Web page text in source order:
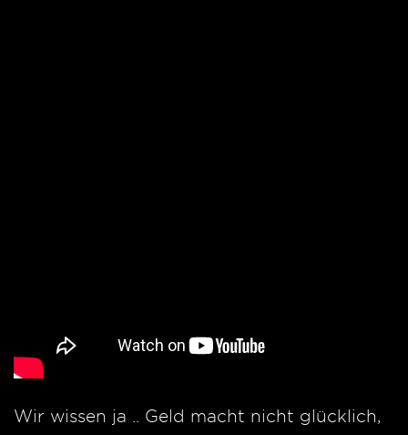
Wir wissen ja .. Geld macht nicht glücklich,